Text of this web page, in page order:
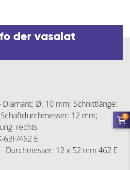
der vasalat
Diamant; Ø: 10 mm; Schnittlänge:
12 mm;
rechts
63F/462 E
Durchmesser: 12 x 52 mm 462 E
0